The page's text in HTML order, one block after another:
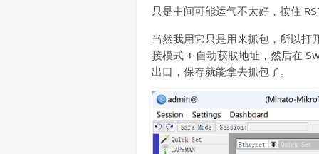
只是中间可能运气不太好，按住
当然我用它只是用来抓包，所以
接模式 + 自动获取地址，然后在
出口，保存就能拿去抓包了。